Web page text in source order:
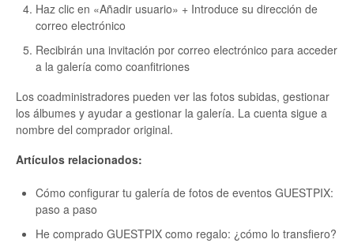
Haz clic en «Añadir usuario» + Introduce su dirección de
correo electrónico
Recibirán una invitación por correo electrónico para acceder
a la galería como coanfitriones
Los coadministradores pueden ver las fotos subidas, gestionar
los álbumes y ayudar a gestionar la galería. La cuenta sigue a
nombre del comprador original.
Artículos relacionados:
Cómo configurar tu galería de fotos de eventos GUESTPIX:
paso a paso
He comprado GUESTPIX como regalo: ¿cómo lo transfiero?